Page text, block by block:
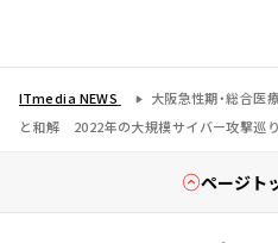
ITmedia NEWS
大阪急性期・総合医
と和解 2022年の大規模サイバー攻撃巡り
ページト